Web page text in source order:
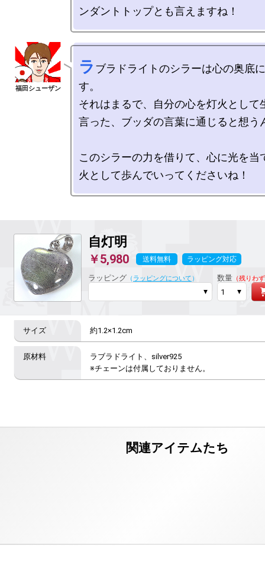
ラ ブラドライトのシラーは心の奥底
す。
それはまるで、自分の心を灯火として
言った、ブッダの言葉に通じると想う
このシラーの力を借りて、心に光を当
自灯明
￥5,980 送料無料 ラッピング対応
ラッピング （ ラッピングについて ） 数量（残りわ
約1.2×1.2cm
ラブラドライト、silver925
※チェーンは付属しておりません。